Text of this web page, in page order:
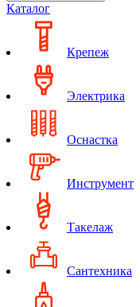
Каталог
Крепеж
Электрика
Оснастка
Инструмент
Такелаж
Сантехника